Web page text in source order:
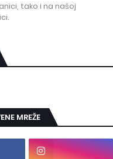
tako i na našoj
MREŽE